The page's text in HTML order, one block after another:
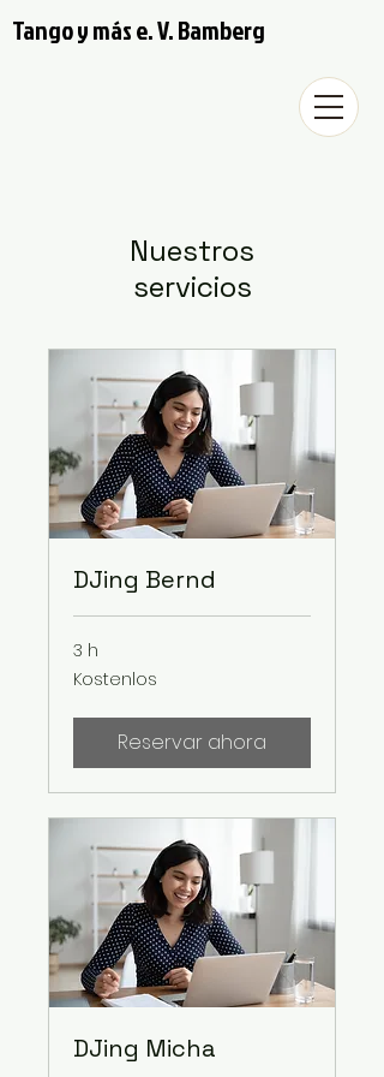
Tango y más e. V. Bamberg
Nuestros
servicios
DJing Bernd
3 h
Kostenlos
Kostenlos
Reservar ahora
DJing Micha